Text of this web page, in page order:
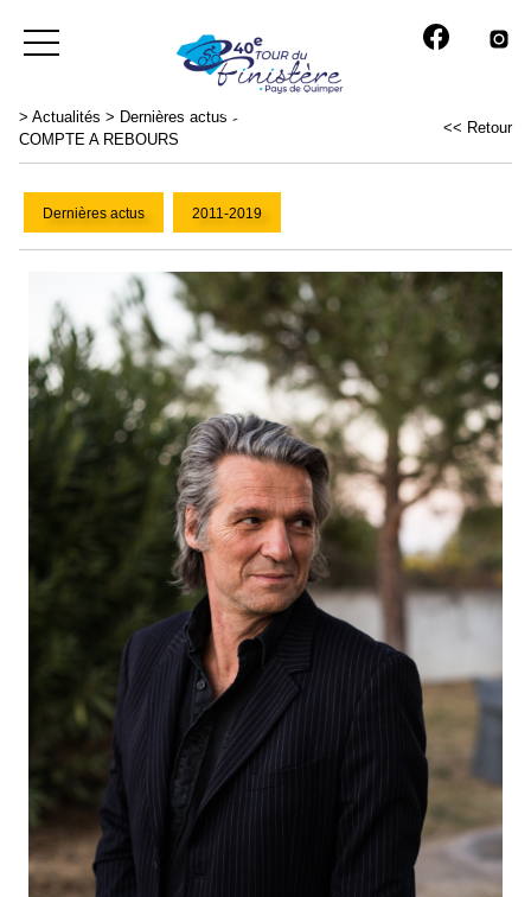
> Actualités > Dernières actus >
COMPTE A REBOURS
<< Retour
Dernières actus 2011-2019